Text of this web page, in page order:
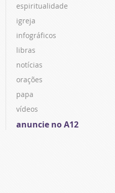
espiritualidade
igreja
infográficos
libras
notícias
orações
papa
vídeos
anuncie no A12